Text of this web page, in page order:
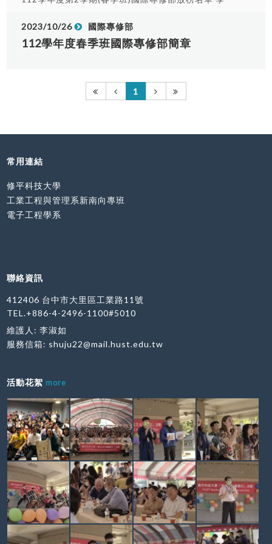
觀光與遊憩管理系 正取 2 李○琴 越南 觀光與遊憩管
理系 正取 3 梁○英 越南 觀光與遊憩管理系 正取 4
陳○○嵋 越南 觀光與遊憩管理系 正取 5 同○鸳 越南
8 黎○緣 越南 觀光與遊憩管理系 正取 9 裴○○安 越
取 12 鄧○娟 越南 觀光與遊憩管理系 正取 13 杜○如
遊憩管理系 正取 15 何○○瓊 越南 觀光與遊憩管理系
○玉 越南 觀光與遊憩管理系 正取 18 潘○○江 越南
觀光與遊憩管理系 正取 19 何○英 越南 觀光與遊憩
管理系 正取 20 阮○緣 越南 觀光與遊憩管理系 正取
○○海 越南 觀光與遊憩管理系 正取 27 阮○○懷 越南
管理系 正取 29 陳○○玉 越南 觀光與遊憩管理系 正
取 30 阮○○英 越南 觀光與遊憩管理系 正取 31 丁○○
如 越南 觀光與遊憩管理系 正取 32 武○鳳 越南 觀光
與遊憩管理系 正取 33 黃○○勇 越南 觀光與遊憩管理
觀光與遊憩管理系 正取 37 范○○妝 越南 觀光與遊憩
管理系 正取 38 裴○國 越南 觀光與遊憩管理系 正取
39 黎○權 越南 觀光與遊憩管理系 正取 40 同○○英
越南 觀光與遊憩管理系 正取 41 謝○獻 越南 觀光與
遊憩管理系 正取 42 杜○河 越南 觀光與遊憩管理系
正取 43 阮○○芳 越南 觀光與遊憩管理系 正取 44 阮
○爾 越南 觀光與遊憩管理系 正取 45 范○○梅 越南
觀光與遊憩管理系 正取 46 阮○南 越南 觀光與遊憩
管理系 正取 47 梨○○翠 越南 觀光與遊憩管理系 正
取 48 阮○武 越南 觀光與遊憩管理系 正取 49 阮○祝
越南 觀光與遊憩管理系 正取 50 阮○湍 越南 觀光與
遊憩管理系 正取 51 武○孝 越南 觀光與遊憩管理系
2023/10/26 國際專修部
112學年度春季班國際專修部簡章
1
常用連結
修平科技大學
工業工程與管理系新南向專班
電子工程學系
聯絡資訊
412406 台中市大里區工業路11號
TEL.+886-4-2496-1100#5010
維護人: 李淑如
服務信箱: shuju22@mail.hust.edu.tw
活動花絮 more